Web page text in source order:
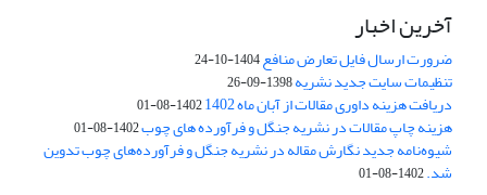
آخرین اخبار
ضرورت ارسال فایل تعارض منافع1404-10-24
تنظیمات سایت جدید نشریه1398-09-26
دریافت هزینه داوری مقالات از آبان ماه 1402 1402-08-01
هزینه چاپ مقالات در نشریه جنگل و فرآورده های چوب1402-08-01
شیوه‌نامه جدید نگارش مقاله در نشریه جنگل و فرآورده‌های چوب تدوین
شد.1402-08-01